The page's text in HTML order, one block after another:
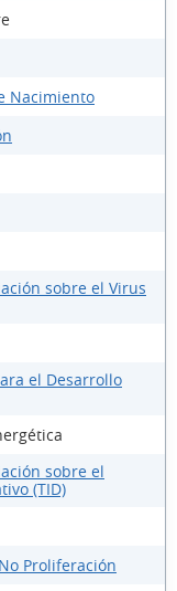
Nacimiento
sobre el Virus
el Desarrollo
sobre el
(TID)
Proliferación